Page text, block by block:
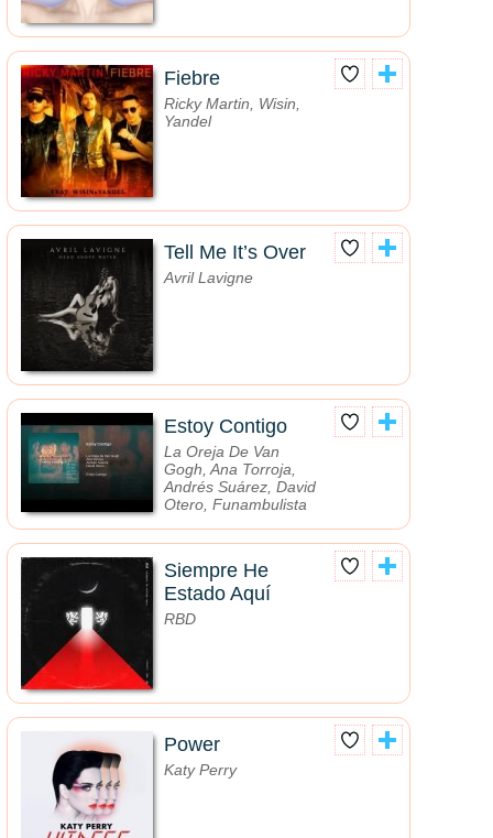
Fiebre
Ricky Martin, Wisin,
Yandel
Tell Me It’s Over
Avril Lavigne
Estoy Contigo
La Oreja De Van
Gogh, Ana Torroja,
Andrés Suárez, David
Otero, Funambulista
Siempre He
Estado Aquí
RBD
Power
Katy Perry